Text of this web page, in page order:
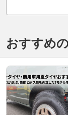
おすすめ